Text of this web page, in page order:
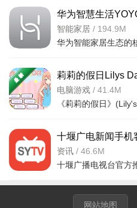
基础操作，完成后解锁职业选择
森之国：以森林为主题，含
他玩家。
山之国：山地地形，资源曾
泽之国：海洋主题地图，存
社等场景，需优化海洋生物刷新
2%的玩家已达成该地图进度。
华为智慧生活
appv17.0.3.320
智能家居 / 194.9M
莉莉的假日Lilys
版 休闲益智
电脑游戏 / 41.4M
十堰广电新闻手机
机版
资讯 / 46.6M
网站地图